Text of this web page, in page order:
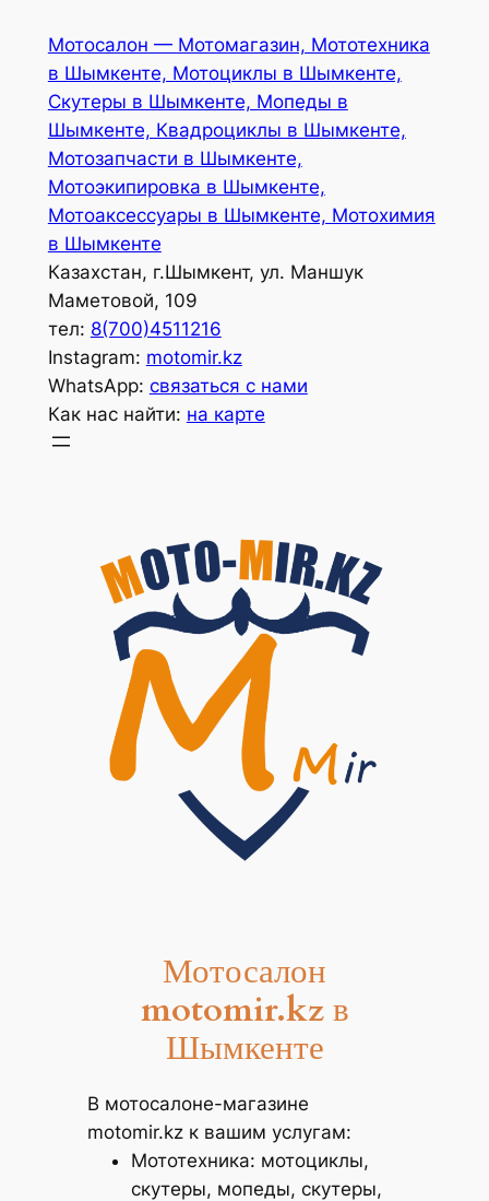
содержимому
Мотосалон — Мотомагазин, Мототехника
в Шымкенте, Мотоциклы в Шымкенте,
Скутеры в Шымкенте, Мопеды в
Шымкенте, Квадроциклы в Шымкенте,
Мотозапчасти в Шымкенте,
Мотоэкипировка в Шымкенте,
Мотоаксессуары в Шымкенте, Мотохимия
в Шымкенте
Казахстан, г.Шымкент, ул. Маншук
Маметовой, 109
тел: 8(700)4511216
Instagram: motomir.kz
WhatsApp: связаться с нами
Как нас найти: на карте
Мотосалон
motomir.kzв
Шымкенте
В мотосалоне-магазине
motomir.kz к вашим услугам:
Мототехника: мотоциклы,
скутеры, мопеды, скутеры,